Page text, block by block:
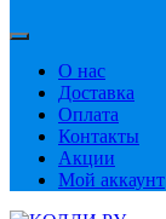
О нас
Доставка
Оплата
Контакты
Акции
Мой аккаунт